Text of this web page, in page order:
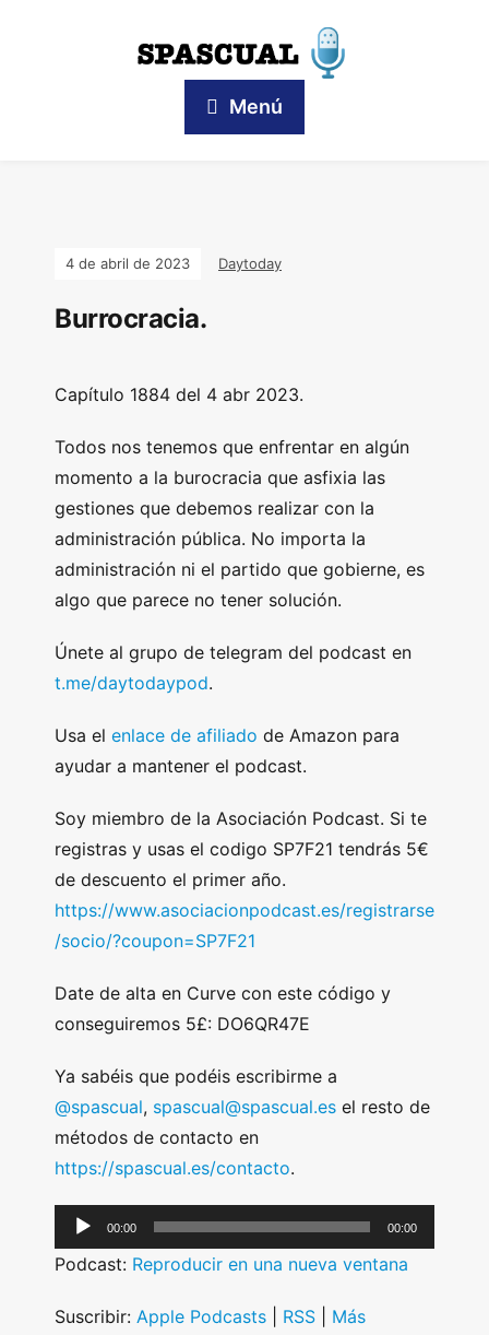
Menú
4 de abril de 2023 Daytoday
Burrocracia.
Capítulo 1884 del 4 abr 2023.
Todos nos tenemos que enfrentar en algún
momento a la burocracia que asfixia las
gestiones que debemos realizar con la
administración pública. No importa la
administración ni el partido que gobierne, es
algo que parece no tener solución.
Únete al grupo de telegram del podcast en
t.me/daytodaypod.
Usa el enlace de afiliado de Amazon para
ayudar a mantener el podcast.
Soy miembro de la Asociación Podcast. Si te
registras y usas el codigo SP7F21 tendrás 5€
de descuento el primer año.
https://www.asociacionpodcast.es/registrarse
/socio/?coupon=SP7F21
Date de alta en Curve con este código y
conseguiremos 5£: DO6QR47E
Ya sabéis que podéis escribirme a
@spascual, spascual@spascual.es el resto de
métodos de contacto en
https://spascual.es/contacto.
u
i
00:00 00:00
Podcast: Reproducir en una nueva ventana
Suscribir: Apple Podcasts RSS Más